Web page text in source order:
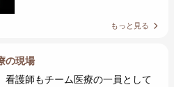
もっと見る
の現場
看護師もチーム医療の一員として